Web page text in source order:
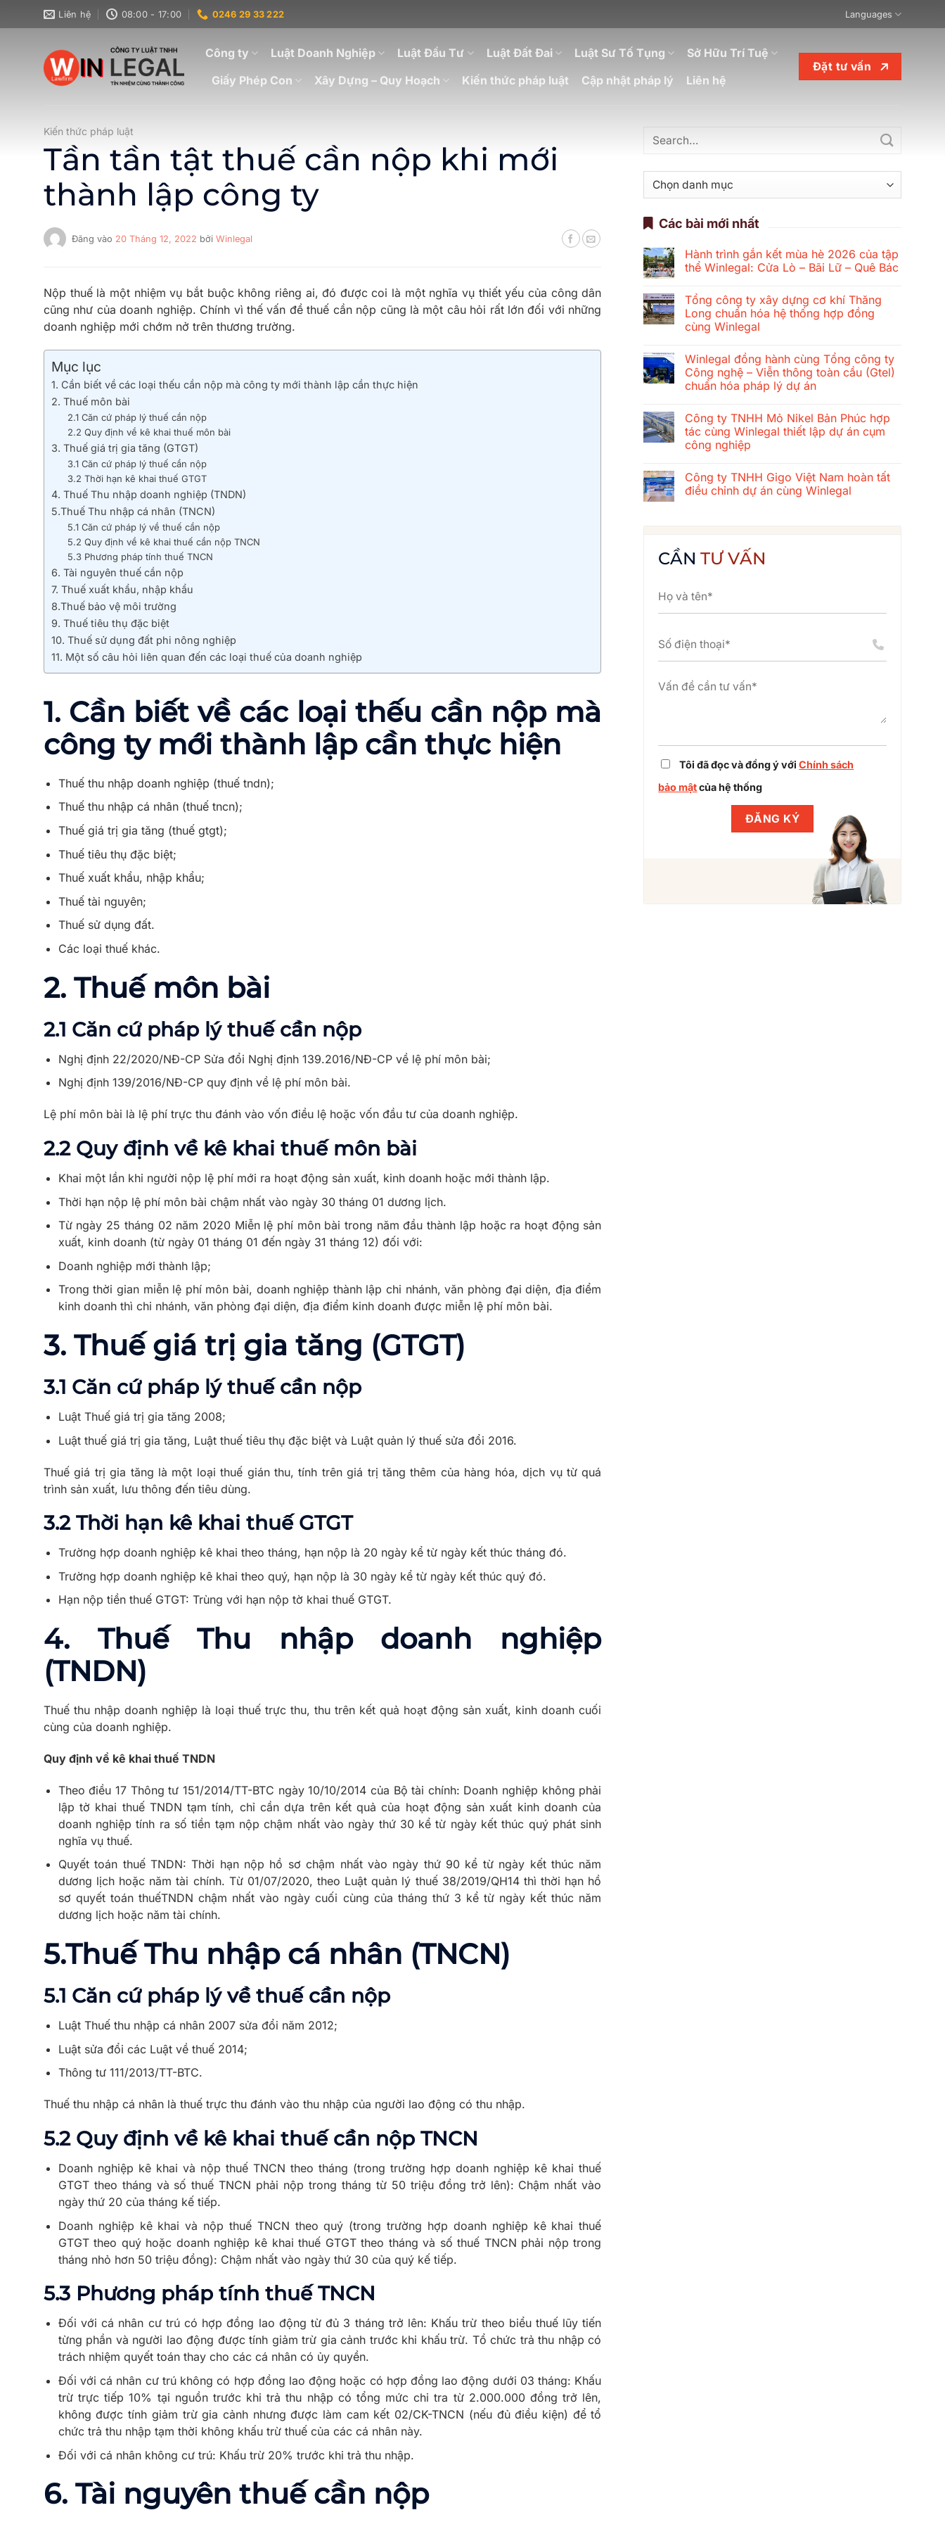
qua
Liên hệ 08:00 - 17:00 0246 29 33 222 Languages
Công ty Luật Doanh Nghiệp Luật Đầu Tư Luật Đất Đai Luật Sư Tố Tụng
Sở Hữu Trí Tuệ
Giấy Phép Con
Xây Dựng – Quy Hoạch Kiến thức pháp luật Cập nhật pháp lý Liên hệ
Đặt tư vấn
Kiến thức pháp luật
Tần tần tật thuế cần nộp khi mới
thành lập công ty
Đăng vào 20 Tháng 12, 2022 bởi Winlegal
Nộp thuế là một nhiệm vụ bắt buộc không riêng ai, đó được coi là một nghĩa vụ thiết yếu của công dân
cũng như của doanh nghiệp. Chính vì thế vấn đề thuế cần nộp cũng là một câu hỏi rất lớn đối với những
doanh nghiệp mới chớm nở trên thương trường.
Mục lục
1. Cần biết về các loại thếu cần nộp mà công ty mới thành lập cần thực hiện
2. Thuế môn bài
2.1 Căn cứ pháp lý thuế cần nộp
2.2 Quy định về kê khai thuế môn bài
3. Thuế giá trị gia tăng (GTGT)
3.1 Căn cứ pháp lý thuế cần nộp
3.2 Thời hạn kê khai thuế GTGT
4. Thuế Thu nhập doanh nghiệp (TNDN)
5.Thuế Thu nhập cá nhân (TNCN)
5.1 Căn cứ pháp lý về thuế cần nộp
5.2 Quy định về kê khai thuế cần nộp TNCN
5.3 Phương pháp tính thuế TNCN
6. Tài nguyên thuế cần nộp
7. Thuế xuất khẩu, nhập khẩu
8.Thuế bảo vệ môi trường
9. Thuế tiêu thụ đặc biệt
10. Thuế sử dụng đất phi nông nghiệp
11. Một số câu hỏi liên quan đến các loại thuế của doanh nghiệp
1. Cần biết về các loại thếu cần nộp mà
công ty mới thành lập cần thực hiện
Thuế thu nhập doanh nghiệp (thuế tndn);
Thuế thu nhập cá nhân (thuế tncn);
Thuế giá trị gia tăng (thuế gtgt);
Thuế tiêu thụ đặc biệt;
Thuế xuất khẩu, nhập khẩu;
Thuế tài nguyên;
Thuế sử dụng đất.
Các loại thuế khác.
2. Thuế môn bài
2.1 Căn cứ pháp lý thuế cần nộp
Nghị định 22/2020/NĐ-CP Sửa đổi Nghị định 139.2016/NĐ-CP về lệ phí môn bài;
Nghị định 139/2016/NĐ-CP quy định về lệ phí môn bài.
Lệ phí môn bài là lệ phí trực thu đánh vào vốn điều lệ hoặc vốn đầu tư của doanh nghiệp.
2.2 Quy định về kê khai thuếmôn bài
Khai một lần khi người nộp lệ phí mới ra hoạt động sản xuất, kinh doanh hoặc mới thành lập.
Thời hạn nộp lệ phí môn bài chậm nhất vào ngày 30 tháng 01 dương lịch.
Từ ngày 25 tháng 02 năm 2020 Miễn lệ phí môn bài trong năm đầu thành lập hoặc ra hoạt động sản
xuất, kinh doanh (từ ngày 01 tháng 01 đến ngày 31 tháng 12) đối với:
Doanh nghiệp mới thành lập;
Trong thời gian miễn lệ phí môn bài, doanh nghiệp thành lập chi nhánh, văn phòng đại diện, địa điểm
kinh doanh thì chi nhánh, văn phòng đại diện, địa điểm kinh doanh được miễn lệ phí môn bài.
3. Thuế giá trị gia tăng (GTGT)
3.1 Căn cứ pháp lý thuế cần nộp
Luật Thuế giá trị gia tăng 2008;
Luật thuế giá trị gia tăng, Luật thuế tiêu thụ đặc biệt và Luật quản lý thuế sửa đổi 2016.
Thuế giá trị gia tăng là một loại thuế gián thu, tính trên giá trị tăng thêm của hàng hóa, dịch vụ từ quá
trình sản xuất, lưu thông đến tiêu dùng.
3.2 Thời hạn kê khai thuế GTGT
Trường hợp doanh nghiệp kê khai theo tháng, hạn nộp là 20 ngày kể từ ngày kết thúc tháng đó.
Trường hợp doanh nghiệp kê khai theo quý, hạn nộp là 30 ngày kể từ ngày kết thúc quý đó.
Hạn nộp tiền thuế GTGT: Trùng với hạn nộp tờ khai thuế GTGT.
4. Thuế Thu nhập doanh nghiệp
(TNDN)
Thuế thu nhập doanh nghiệp là loại thuế trực thu, thu trên kết quả hoạt động sản xuất, kinh doanh cuối
cùng của doanh nghiệp.
Quy định về kê khai thuế TNDN
Theo điều 17 Thông tư 151/2014/TT-BTC ngày 10/10/2014 của Bộ tài chính: Doanh nghiệp không phải
lập tờ khai thuế TNDN tạm tính, chỉ cần dựa trên kết quả của hoạt động sản xuất kinh doanh của
doanh nghiệp tính ra số tiền tạm nộp chậm nhất vào ngày thứ 30 kể từ ngày kết thúc quý phát sinh
nghĩa vụ thuế.
Quyết toán thuế TNDN: Thời hạn nộp hồ sơ chậm nhất vào ngày thứ 90 kể từ ngày kết thúc năm
dương lịch hoặc năm tài chính. Từ 01/07/2020, theo Luật quản lý thuế 38/2019/QH14 thì thời hạn hồ
sơ quyết toán thuếTNDN chậm nhất vào ngày cuối cùng của tháng thứ 3 kể từ ngày kết thúc năm
dương lịch hoặc năm tài chính.
5.Thuế Thu nhập cá nhân (TNCN)
5.1 Căn cứ pháp lý về thuế cần nộp
Luật Thuế thu nhập cá nhân 2007 sửa đổi năm 2012;
Luật sửa đổi các Luật về thuế 2014;
Thông tư 111/2013/TT-BTC.
Thuế thu nhập cá nhân là thuế trực thu đánh vào thu nhập của người lao động có thu nhập.
5.2 Quy định về kê khai thuế cần nộp TNCN
Doanh nghiệp kê khai và nộp thuế TNCN theo tháng (trong trường hợp doanh nghiệp kê khai thuế
GTGT theo tháng và số thuế TNCN phải nộp trong tháng từ 50 triệu đồng trở lên): Chậm nhất vào
ngày thứ 20 của tháng kế tiếp.
Doanh nghiệp kê khai và nộp thuế TNCN theo quý (trong trường hợp doanh nghiệp kê khai thuế
GTGT theo quý hoặc doanh nghiệp kê khai thuế GTGT theo tháng và số thuế TNCN phải nộp trong
tháng nhỏ hơn 50 triệu đồng): Chậm nhất vào ngày thứ 30 của quý kế tiếp.
5.3 Phương pháp tính thuế TNCN
Đối với cá nhân cư trú có hợp đồng lao động từ đủ 3 tháng trở lên: Khấu trừ theo biểu thuế lũy tiến
từng phần và người lao động được tính giảm trừ gia cảnh trước khi khấu trừ. Tổ chức trả thu nhập có
trách nhiệm quyết toán thay cho các cá nhân có ủy quyền.
Đối với cá nhân cư trú không có hợp đồng lao động hoặc có hợp đồng lao động dưới 03 tháng: Khấu
trừ trực tiếp 10% tại nguồn trước khi trả thu nhập có tổng mức chi tra từ 2.000.000 đồng trở lên,
không được tính giảm trừ gia cảnh nhưng được làm cam kết 02/CK-TNCN (nếu đủ điều kiện) để tổ
chức trả thu nhập tạm thời không khấu trừ thuế của các cá nhân này.
Đối với cá nhân không cư trú: Khấu trừ 20% trước khi trả thu nhập.
6. Tài nguyên thuế cần nộp
Danh
mục
Các bài mới nhất
Hành trình gắn kết mùa hè 2026 của tập
thể Winlegal: Cửa Lò – Bãi Lữ – Quê Bác
bình
luận
ở
Hành
kết
mùa
hè
2026
của
Winlegal:
Cửa
Lò
–
–
Quê
Bác
Tổng công ty xây dựng cơ khí Thăng
Long chuẩn hóa hệ thống hợp đồng
cùng Winlegal
bình
luận
ở
Tổng
xây
dựng
cơ
khí
Thăng
hóa
hệ
thống
Winlegal đồng hành cùng Tổng công ty
Công nghệ – Viễn thông toàn cầu (Gtel)
chuẩn hóa pháp lý dự án
bình
luận
ở
Winlegal
cùng
Tổng
công
toàn
cầu
hóa
pháp
Công ty TNHH Mỏ Nikel Bản Phúc hợp
tác cùng Winlegal thiết lập dự án cụm
công nghiệp
bình
luận
ở
Bản
Phúc
Winlegal
lập
cụm
công
nghiệp
Công ty TNHH Gigo Việt Nam hoàn tất
điều chỉnh dự án cùng Winlegal
Công
ty
Nam
tất
dự
án
cùng
CẦNTƯ VẤN
Tôi đã đọc và đồng ý vớiChính sách
bảo mậtcủa hệ thống